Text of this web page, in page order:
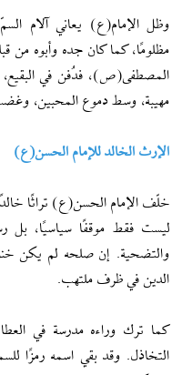
وظل الإمام(ع) يعاني آلام
مظلومًا، كما كان جده وأبوه من
المصطفى(ص)، فدُفن في البقيع،
مهيبة، وسط دموع المحبين،
الإرث الخالد للإمام الحسن(ع)
خلّف الإمام الحسن(ع) تراثًا خالدًا
ليست فقط موقفًا سياسيًا، بل
والتضحية. إن صلحه لم يكن
الدين في ظرف ملتهب.
كما ترك وراءه مدرسة في
التخاذل. وقد بقي اسمه رمزًا